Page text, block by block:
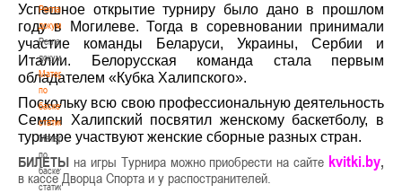
Регламентирующие
документы
Регламентирующие
документы
Материалы
по
баскетбольной
статистике
Материалы
по
баскетбольной
статистике
Успешное открытие турниру было дано в прошлом
году в Могилеве. Тогда в соревновании принимали
участие команды Беларуси, Украины, Сербии и
Италии. Белорусская команда стала первым
обладателем «Кубка Халипского».
Поскольку всю свою профессиональную деятельность
Семен Халипский посвятил женскому баскетболу, в
турнире участвуют женские сборные разных стран.
БИЛЕТЫ на игры Турнира можно приобрести на сайте kvitki.by,
в кассе Дворца Спорта и у распостранителей.